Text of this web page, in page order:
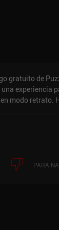
gratuito de
experiencia
modo retrato.
en Google Play
PARA